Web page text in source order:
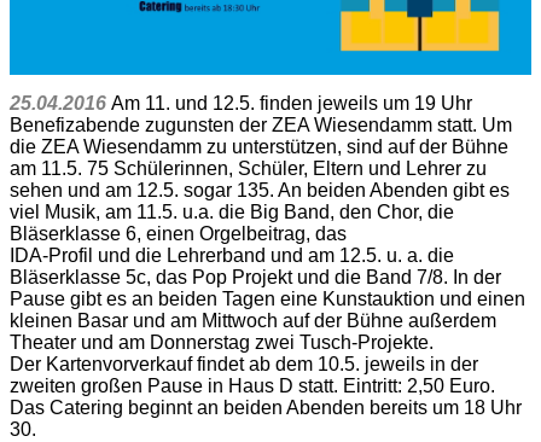
25.04.2016 Am 11. und 12.5. finden jeweils um 19 Uhr
Benefizabende zugunsten der ZEA Wiesendamm statt. Um
die ZEA Wiesendamm zu unterstützen, sind auf der Bühne
am 11.5. 75 Schülerinnen, Schüler, Eltern und Lehrer zu
sehen und am 12.5. sogar 135. An beiden Abenden gibt es
viel Musik, am 11.5. u.a. die Big Band, den Chor, die
Bläserklasse 6, einen Orgelbeitrag, das
IDA-Profil und die Lehrerband und am 12.5. u. a. die
Bläserklasse 5c, das Pop Projekt und die Band 7/8. In der
Pause gibt es an beiden Tagen eine Kunstauktion und einen
kleinen Basar und am Mittwoch auf der Bühne außerdem
Theater und am Donnerstag zwei Tusch-Projekte.
Der Kartenvorverkauf findet ab dem 10.5. jeweils in der
zweiten großen Pause in Haus D statt. Eintritt: 2,50 Euro.
Das Catering beginnt an beiden Abenden bereits um 18 Uhr
30.